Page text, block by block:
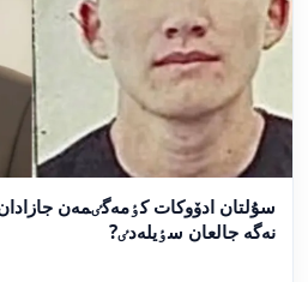
سۇلتان ادۆوكات كٶمەگٸمەن
نەگە جالعان سٶيلەدٸ?